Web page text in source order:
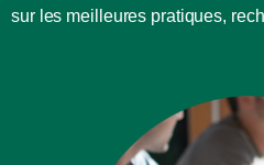
sur les meilleures pratiques,